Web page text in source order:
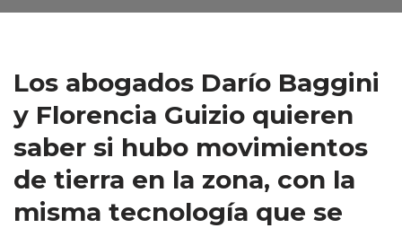
Los abogados Darío Baggini
y Florencia Guizio quieren
saber si hubo movimientos
de tierra en la zona, con la
misma tecnología que se